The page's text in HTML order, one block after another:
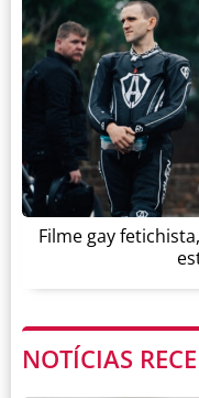
Filme gay
NOTÍCIAS